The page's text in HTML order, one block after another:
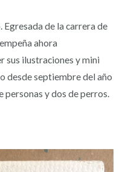
Egresada de la carrera de
ahora
sus ilustraciones y mini
desde septiembre del año
personas y dos de perros.